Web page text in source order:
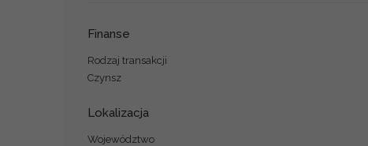
Finanse
Rodzaj transakcji
Czynsz
Lokalizacja
Województwo